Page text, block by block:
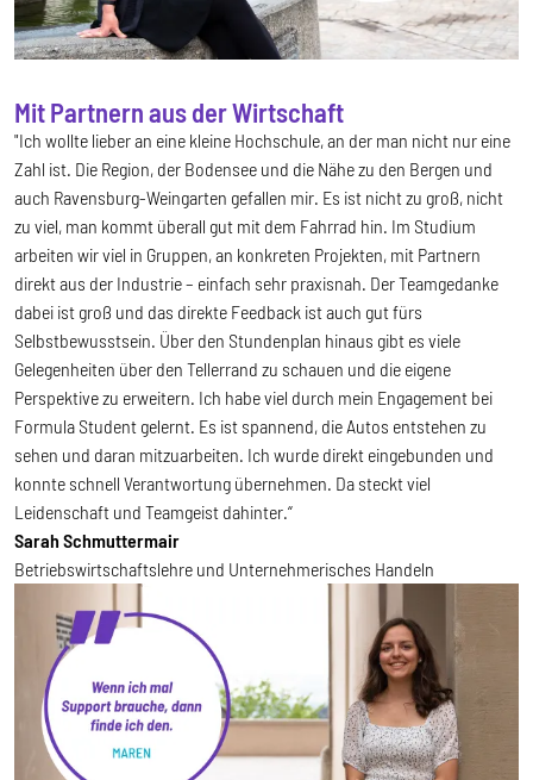
Mit Partnern aus der Wirtschaft
"Ich wollte lieber an eine kleine Hochschule, an der man nicht nur eine
Zahl ist. Die Region, der Bodensee und die Nähe zu den Bergen und
auch Ravensburg-Weingarten gefallen mir. Es ist nicht zu groß, nicht
zu viel, man kommt überall gut mit dem Fahrrad hin. Im Studium
arbeiten wir viel in Gruppen, an konkreten Projekten, mit Partnern
direkt aus der Industrie – einfach sehr praxisnah. Der Teamgedanke
dabei ist groß und das direkte Feedback ist auch gut fürs
Selbstbewusstsein. Über den Stundenplan hinaus gibt es viele
Gelegenheiten über den Tellerrand zu schauen und die eigene
Perspektive zu erweitern. Ich habe viel durch mein Engagement bei
Formula Student gelernt. Es ist spannend, die Autos entstehen zu
sehen und daran mitzuarbeiten. Ich wurde direkt eingebunden und
konnte schnell Verantwortung übernehmen. Da steckt viel
Leidenschaft und Teamgeist dahinter.“
Sarah Schmuttermair
Betriebswirtschaftslehre und Unternehmerisches Handeln